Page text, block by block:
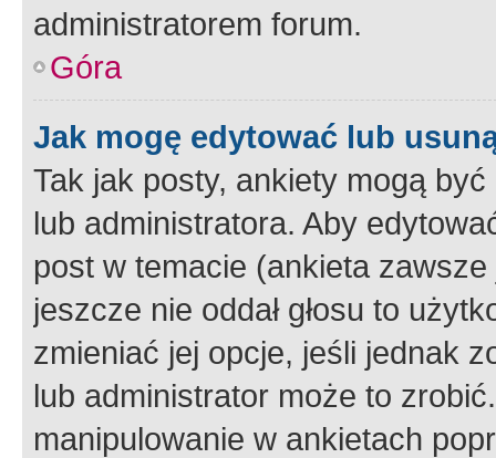
administratorem forum.
Góra
Jak mogę edytować lub
Tak jak posty, ankiety mogą
lub administratora. Aby
post w temacie (ankieta
jeszcze nie oddał głosu to
zmieniać jej opcje, jeśli jednak
lub administrator może to
manipulowanie w ankietach